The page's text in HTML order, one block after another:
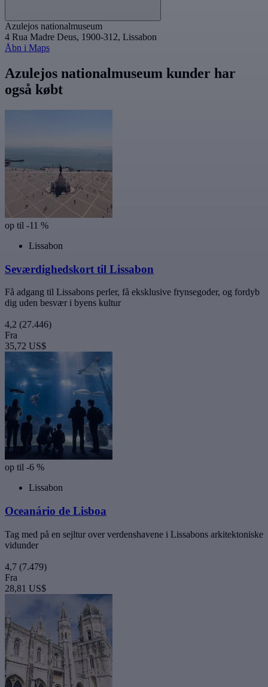
Azulejos nationalmuseum
4 Rua Madre Deus, 1900-312, Lissabon
Åbn i Maps
Azulejos nationalmuseum kunder har
også købt
op til -11 %
Lissabon
Seværdighedskort til Lissabon
Få adgang til Lissabons perler, få eksklusive frynsegoder, og fordyb
dig uden besvær i byens kultur
4,2 (27.446)
Fra
35,72 US$
op til -6 %
Lissabon
Oceanário de Lisboa
Tag med på en sejltur over verdenshavene i Lissabons arkitektoniske
vidunder
4,7 (7.479)
Fra
28,81 US$